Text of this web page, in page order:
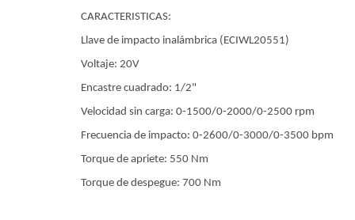
CARACTERISTICAS:
Llave de impacto inalámbrica (ECIWL20551)
Voltaje: 20V
Encastre cuadrado: 1/2"
Velocidad sin carga: 0-1500/0-2000/0-2500 rpm
Frecuencia de impacto: 0-2600/0-3000/0-3500 bpm
Torque de apriete: 550 Nm
Torque de despegue: 700 Nm